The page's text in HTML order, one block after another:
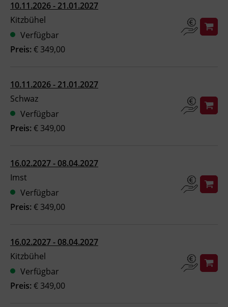
Ingenieurzertifizierung
BFI Reutte
BFI Schwaz
10.11.2026 - 21.01.2027
Kitzbühel
Verfügbar
Preis: € 349,00
10.11.2026 - 21.01.2027
Schwaz
Verfügbar
Preis: € 349,00
16.02.2027 - 08.04.2027
Imst
Verfügbar
Preis: € 349,00
16.02.2027 - 08.04.2027
Kitzbühel
Verfügbar
Preis: € 349,00